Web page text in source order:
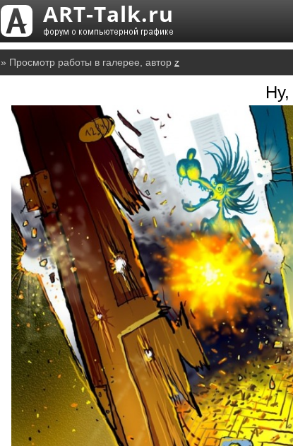
» Просмотр работы в галерее, автор z
Ну,